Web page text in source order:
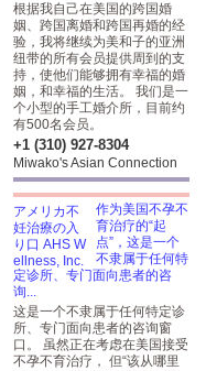
根据我自己在美国的跨国婚
姻、跨国离婚和跨国再婚的经
验，我将继续为美和子的亚洲
纽带的所有会员提供周到的支
持，使他们能够拥有幸福的婚
姻，和幸福的生活。 我们是一
个小型的手工婚介所，目前约
有500名会员。
+1 (310) 927-8304
Miwako's Asian Connection
作为美国不孕不
育治疗的“起
点”，这是一个
不隶属于任何特
定诊所、专门面向患者的咨
询...
这是一个不隶属于任何特定诊
所、专门面向患者的咨询窗
口。 虽然正在考虑在美国接受
不孕不育治疗， 但“该从哪里